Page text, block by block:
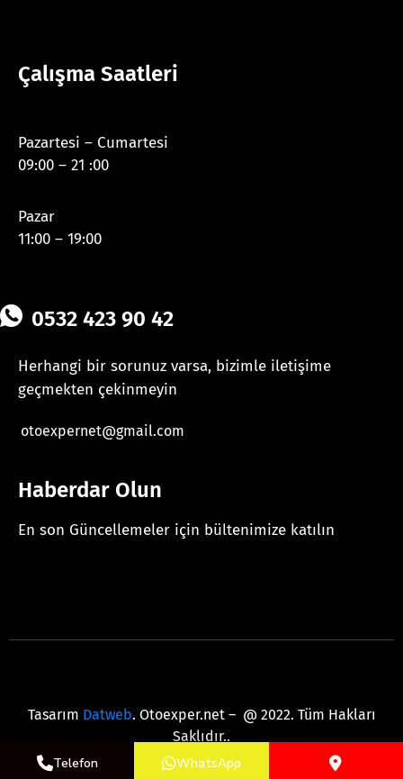
Çalışma Saatleri
Pazartesi – Cumartesi
09:00 – 21 :00
Pazar
11:00 – 19:00
0532 423 90 42
Herhangi bir sorunuz varsa, bizimle iletişime
geçmekten çekinmeyin
otoexpernet@gmail.com
Haberdar Olun
En son Güncellemeler için bültenimize katılın
Tasarım Datweb. Otoexper.net – @ 2022. Tüm Hakları
Saklıdır..
Telefon
WhatsApp